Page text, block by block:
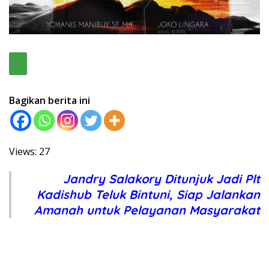
Bagikan berita ini
Views: 27
Jandry Salakory Ditunjuk Jadi Plt
Kadishub Teluk Bintuni, Siap Jalankan
Amanah untuk Pelayanan Masyarakat